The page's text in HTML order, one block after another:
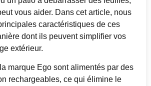
vous aider. Dans cet article, nous
caractéristiques de ces
dont ils peuvent simplifier vos
extérieur.
marque Ego sont alimentés par des
rechargeables, ce qui élimine le